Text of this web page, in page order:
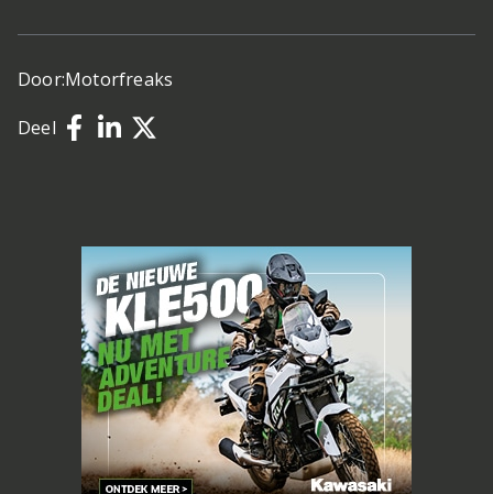
Door:Motorfreaks
Deel